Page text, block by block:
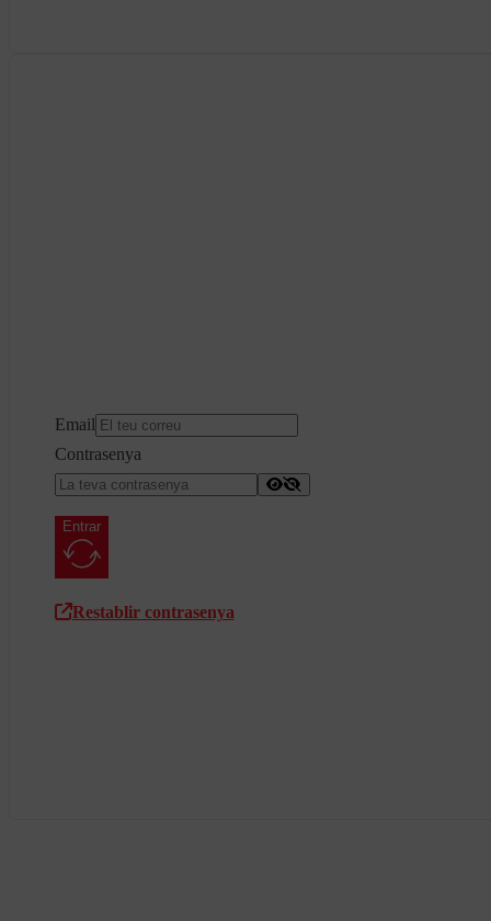
Email
Contrasenya
Entrar
Restablir contrasenya